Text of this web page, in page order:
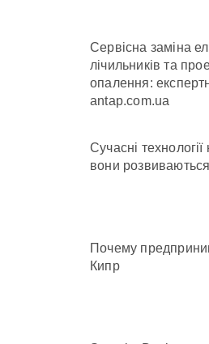
Сервісна заміна
лічильників та
опалення:
antap.com.ua
Сучасні
вони розвиваються
Почему
Кипр